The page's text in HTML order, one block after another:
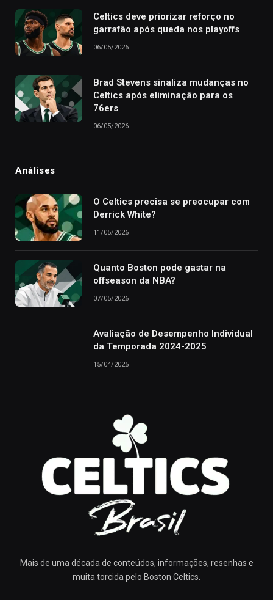
Celtics deve priorizar reforço no
garrafão após queda nos playoffs
06/05/2026
Brad Stevens sinaliza mudanças no
Celtics após eliminação para os
76ers
06/05/2026
Análises
O Celtics precisa se preocupar com
Derrick White?
11/05/2026
Quanto Boston pode gastar na
offseason da NBA?
07/05/2026
Avaliação de Desempenho Individual
da Temporada 2024-2025
15/04/2025
Mais de uma década de conteúdos, informações, resenhas e
muita torcida pelo Boston Celtics.